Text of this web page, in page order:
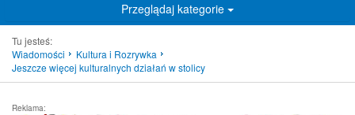
Przeglądaj kategorie
Tu jesteś:
Wiadomości
Kultura i Rozrywka
Jeszcze więcej kulturalnych działań w stolicy
Reklama: